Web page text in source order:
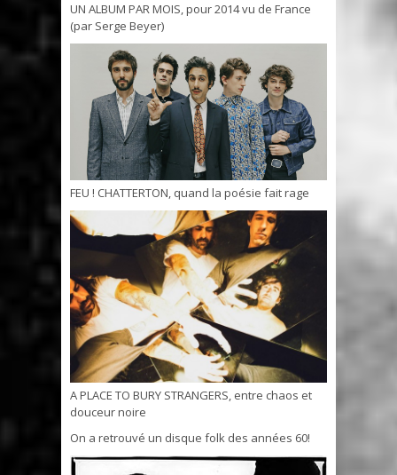
UN ALBUM PAR MOIS, pour 2014 vu de France
(par Serge Beyer)
FEU ! CHATTERTON, quand la poésie fait rage
A PLACE TO BURY STRANGERS, entre chaos et
douceur noire
On a retrouvé un disque folk des années 60!